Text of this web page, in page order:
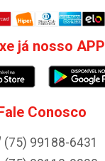
já nosso APP
Conosco
(75) 99188-6431